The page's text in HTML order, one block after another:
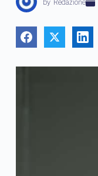
by Redazione